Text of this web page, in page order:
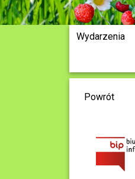
Wydarzenia
Powrót